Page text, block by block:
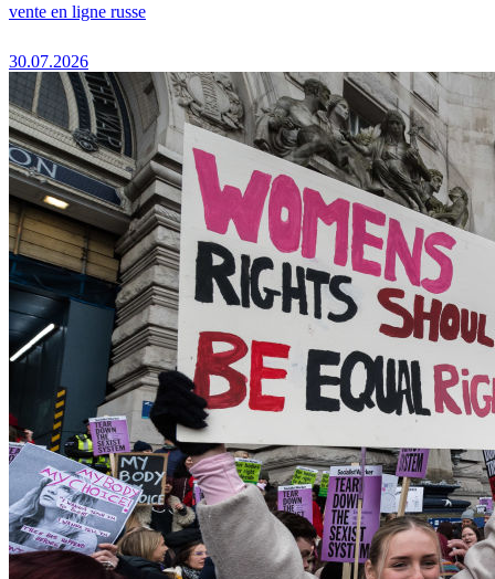
vente en ligne russe
30.07.2026